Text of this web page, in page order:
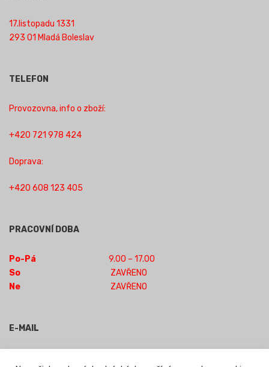
17.listopadu 1331
293 01 Mladá Boleslav
TELEFON
Provozovna, info o zboží:
+420 721 978 424
Doprava:
+420 608 123 405
PRACOVNÍ DOBA
Po-Pá
9.00 – 17.00
So
ZAVŘENO
Ne
ZAVŘENO
E-MAIL